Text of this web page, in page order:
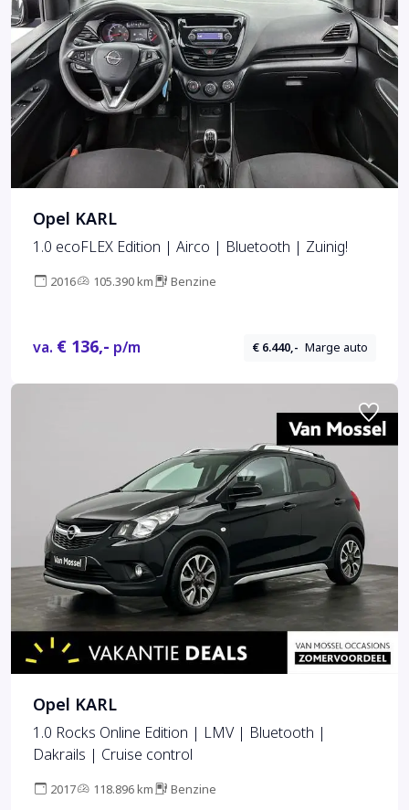
Opel KARL
1.0 ecoFLEX Edition | Airco | Bluetooth | Zuinig!
2016 105.390 km Benzine
va. € 136,- p/m € 6.440,- Marge auto
Opel KARL
1.0 Rocks Online Edition | LMV | Bluetooth |
Dakrails | Cruise control
2017 118.896 km Benzine